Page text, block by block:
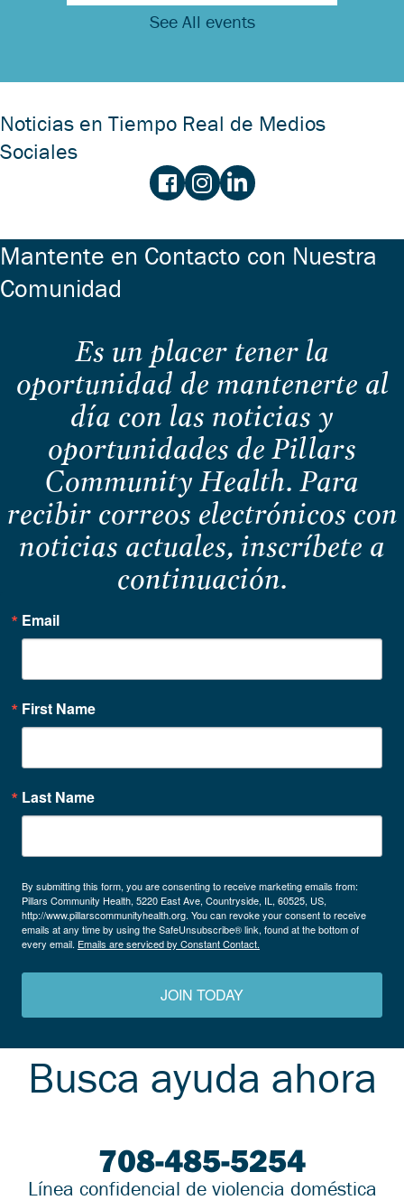
See All events
Noticias en Tiempo Real de Medios
Sociales
Mantente en Contacto con Nuestra
Comunidad
Es un placer tener la
oportunidad de mantenerte al
día con las noticias y
oportunidades de Pillars
Community Health. Para
recibir correos electrónicos con
noticias actuales, inscríbete a
continuación.
Email
First Name
Last Name
By submitting this form, you are consenting to receive marketing emails from:
Pillars Community Health, 5220 East Ave, Countryside, IL, 60525, US,
http://www.pillarscommunityhealth.org. You can revoke your consent to receive
emails at any time by using the SafeUnsubscribe® link, found at the bottom of
every email. Emails are serviced by Constant Contact.
JOIN TODAY
Busca ayuda ahora
708-485-5254
Línea confidencial de violencia doméstica